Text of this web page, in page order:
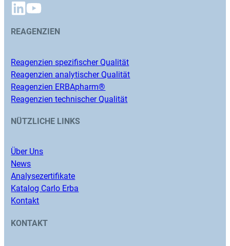
REAGENZIEN
Reagenzien spezifischer Qualität
Reagenzien analytischer Qualität
Reagenzien ERBApharm®
Reagenzien technischer Qualität
NÜTZLICHE LINKS
Über Uns
News
Analysezertifikate
Katalog Carlo Erba
Kontakt
KONTAKT